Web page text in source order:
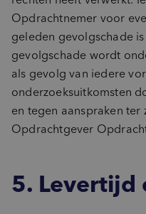
Opdrachtnemer voor
geleden gevolgschade
gevolgschade wordt
als gevolg van iedere
onderzoeksuitkomsten
en tegen aanspraken ter
Opdrachtgever
5. Levertijd